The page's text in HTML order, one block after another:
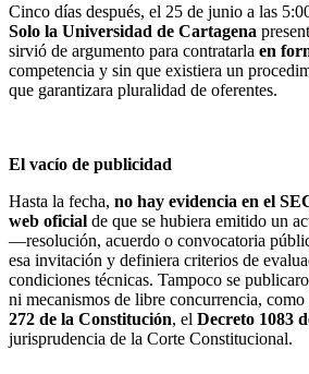
Cinco días después, el 25 de junio a las
Solo la Universidad de Cartagena
sirvió de argumento para contratarla en
competencia y sin que existiera un
que garantizara pluralidad de oferentes.
El vacío de publicidad
Hasta la fecha, no hay evidencia en el
web oficial de que se hubiera emitido un
—resolución, acuerdo o convocatoria
esa invitación y definiera criterios de
condiciones técnicas. Tampoco se
ni mecanismos de libre concurrencia,
272 de la Constitución, el Decreto 1083
jurisprudencia de la Corte Constitucional.